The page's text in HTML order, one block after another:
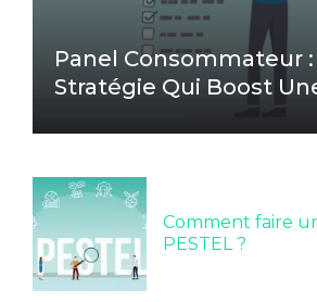
Panel Consommateur
Stratégie Qui Boost
Comment faire
PESTEL ?